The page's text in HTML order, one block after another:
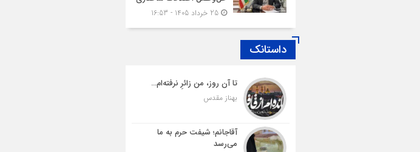
داستانک
تا آن روز، من زائرِ نرفته‌ام…
بهناز مقدس
آقاجانم؛ شیفت حرم به ما
می‌رسد